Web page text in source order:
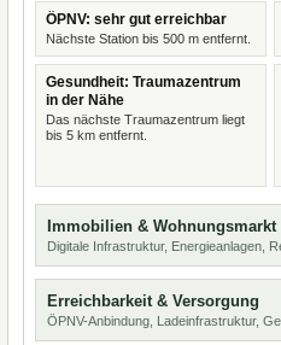
ÖPNV: sehr gut erreichbar
Nächste Station bis 500 m entfernt.
Gesundheit: Traumazentrum
in der Nähe
Das nächste Traumazentrum liegt
bis 5 km entfernt.
Immobilien & Wohnungsmarkt
Digitale Infrastruktur, Energieanlagen,
Erreichbarkeit & Versorgung
ÖPNV-Anbindung, Ladeinfrastruktur,